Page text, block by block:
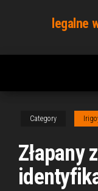
content
legalne
Category
Złapany